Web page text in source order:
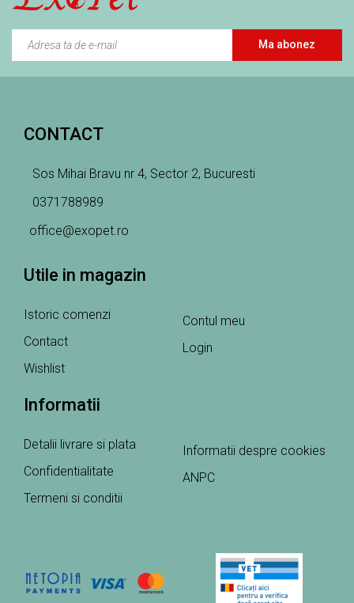
Ma abonez
CONTACT
Sos Mihai Bravu nr 4, Sector 2, Bucuresti
0371788989
office@exopet.ro
Utile in magazin
Istoric comenzi
Contact
Wishlist
Contul meu
Login
Informatii
Detalii livrare si plata
Confidentialitate
Termeni si conditii
Informatii despre cookies
ANPC